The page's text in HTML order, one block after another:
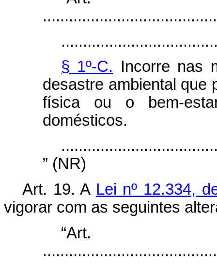
§ 1º-C. Incorre nas
desastre ambiental que
física ou o bem-
domésticos.
” (NR)
Art. 19. A Lei nº 12.334,
vigorar com as seguintes